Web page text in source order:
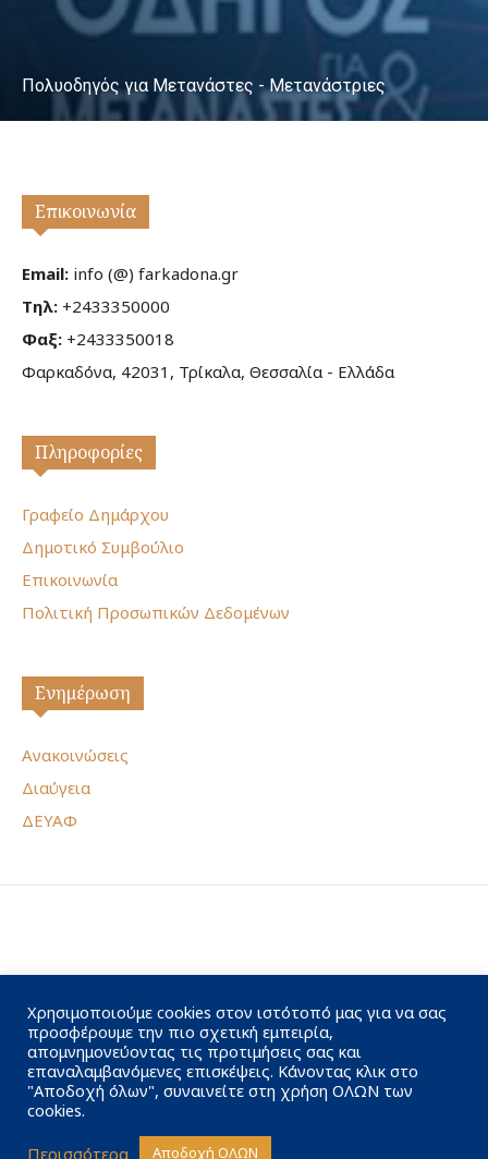
Πολυοδηγός για Μετανάστες - Μετανάστριες
Επικοινωνία
Email: info (@) farkadona.gr
Τηλ: +2433350000
Φαξ: +2433350018
Φαρκαδόνα, 42031, Τρίκαλα, Θεσσαλία - Ελλάδα
Πληροφορίες
Γραφείο Δημάρχου
Δημοτικό Συμβούλιο
Επικοινωνία
Πολιτική Προσωπικών Δεδομένων
Ενημέρωση
Ανακοινώσεις
Διαύγεια
ΔΕΥΑΦ
Χρησιμοποιούμε cookies στον ιστότοπό μας για να σας
προσφέρουμε την πιο σχετική εμπειρία,
απομνημονεύοντας τις προτιμήσεις σας και
επαναλαμβανόμενες επισκέψεις. Κάνοντας κλικ στο
"Αποδοχή όλων", συναινείτε στη χρήση ΟΛΩΝ των
cookies.
Περισσότερα
Αποδοχή ΟΛΩΝ